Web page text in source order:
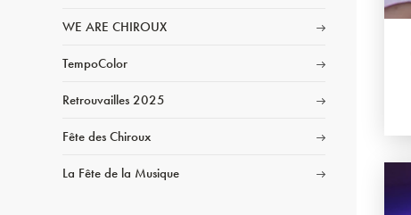
WE ARE CHIROUX
TempoColor
Retrouvailles 2025
Fête des Chiroux
La Fête de la Musique